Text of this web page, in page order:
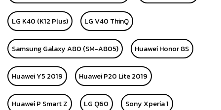
LG K40 (K12 Plus) LG V40 ThinQ
Samsung Galaxy A80 (SM-A805) Huawei Honor 8S
Huawei Y5 2019 Huawei P20 Lite 2019
Huawei P Smart Z LG Q60 Sony Xperia 1